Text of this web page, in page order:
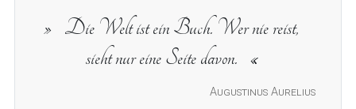
Augustinus Aurelius
Die Welt ist ein Buch. Wer nie reist,
sieht nur eine Seite davon.